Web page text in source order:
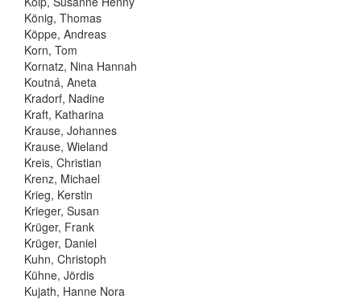
König, Thomas
Köppe, Andreas
Korn, Tom
Kornatz, Nina Hannah
Koutná, Aneta
Kradorf, Nadine
Kraft, Katharina
Krause, Johannes
Krause, Wieland
Kreis, Christian
Krenz, Michael
Krieg, Kerstin
Krieger, Susan
Krüger, Frank
Krüger, Daniel
Kuhn, Christoph
Kühne, Jördis
Kujath, Hanne Nora